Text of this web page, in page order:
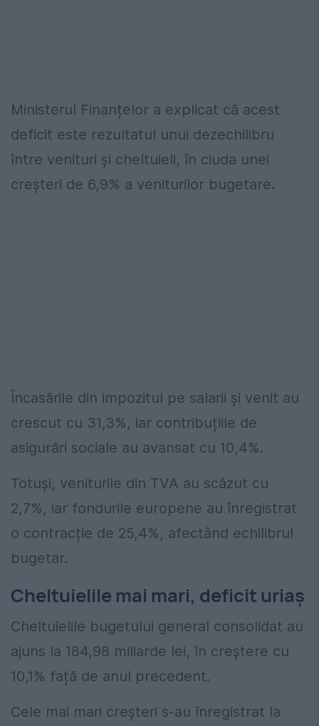
Ministerul Finanțelor a explicat că acest
deficit este rezultatul unui dezechilibru
între venituri și cheltuieli, în ciuda unei
creșteri de 6,9% a veniturilor bugetare.
Încasările din impozitul pe salarii și venit au
crescut cu 31,3%, iar contribuțiile de
asigurări sociale au avansat cu 10,4%.
Totuși, veniturile din TVA au scăzut cu
2,7%, iar fondurile europene au înregistrat
o contracție de 25,4%, afectând echilibrul
bugetar.
Cheltuielile mai mari, deficit uriaș
Cheltuielile bugetului general consolidat au
ajuns la 184,98 miliarde lei, în creștere cu
10,1% față de anul precedent.
Cele mai mari creșteri s-au înregistrat la